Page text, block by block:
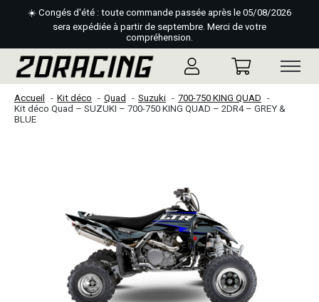
☀️ Congés d'été : toute commande passée après le 05/08/2026
sera expédiée à partir de septembre. Merci de votre
compréhension.
Accueil Kit déco Quad Suzuki
700-750 KING QUAD
Kit déco Quad – SUZUKI – 700-750 KING QUAD – 2DR4 – GREY &
BLUE